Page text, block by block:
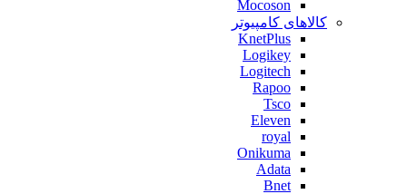
Mocoson
کالاهای کامپیوتر
KnetPlus
Logikey
Logitech
Rapoo
Tsco
Eleven
royal
Onikuma
Adata
Bnet